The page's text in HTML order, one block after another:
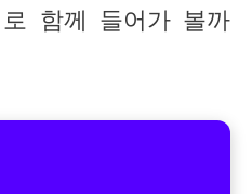
함께 들어가 볼까